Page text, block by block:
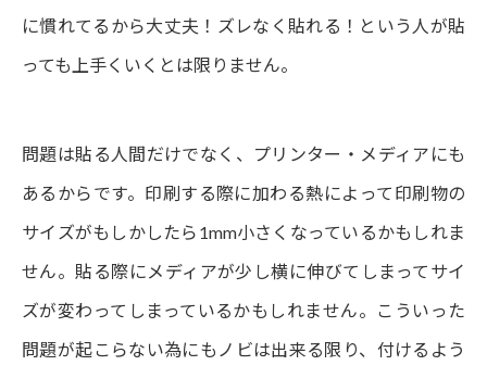
に慣れてるから大丈夫！ズレなく貼れる！という人が貼
っても上手くいくとは限りません。
問題は貼る人間だけでなく、プリンター・メディアにも
あるからです。印刷する際に加わる熱によって印刷物の
サイズがもしかしたら1mm小さくなっているかもしれま
せん。貼る際にメディアが少し横に伸びてしまってサイ
ズが変わってしまっているかもしれません。こういった
問題が起こらない為にもノビは出来る限り、付けるよう